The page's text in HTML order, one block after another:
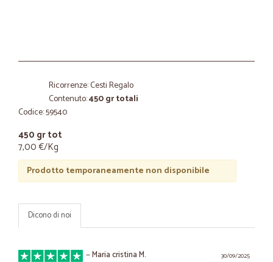
Ricorrenze: Cesti Regalo
Contenuto:450 gr totali
Codice: 59540
450 gr tot
7,00 €/Kg
Prodotto temporaneamente non disponibile
Dicono di noi
30/09/2025
—Maria cristina M.